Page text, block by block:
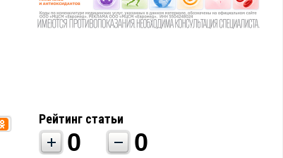
Рейтинг статьи
0 0